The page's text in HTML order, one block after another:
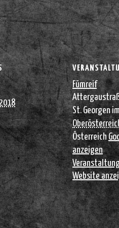
Fümreif
St. Georgen
Österreich
anzeigen
Website